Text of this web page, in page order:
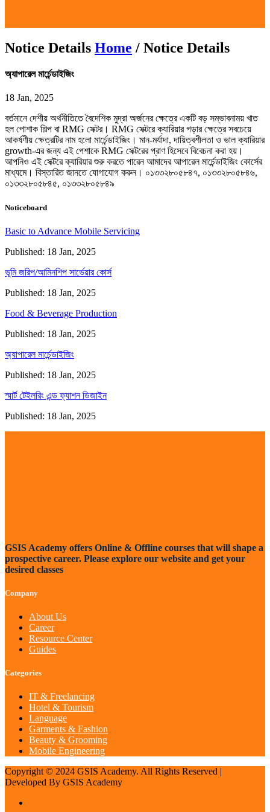
Notice Details Home / Notice Details
অ্যাপারেল মার্চেন্ডাইজিং
18 Jan, 2025
বর্তমানে দেশীয় অর্থনীতিতে বৈদেশিক মুদ্রা অর্জনের ক্ষেত্রে একটি বড় সম্ভাবনাময় খাত
হল পোশাক শিল্প বা RMG সেক্টর। RMG সেক্টরে ক্যারিয়ার গড়ার ক্ষেত্রে সবচেয়ে
আকর্ষণীয় ক্ষেত্রটির নাম হলো মার্চেন্ডাইজিং। মান-মর্যাদা, দায়িত্বশীলতা ও ভাল ক্যারিয়ার
growth-এর জন্য এই পেশাকে RMG সেক্টরের প্রাণ হিসেবে বিবেচনা করা হয়।
আপনিও এই সেক্টরে ক্যারিয়ার শুরু করতে পারেন আমাদের আপারেল মার্চেন্ডাইজিং কোর্সের
মাধ্যমে। বিস্তারিত জানতে যোগাযোগ করুন। ০১৩৩২৮০৫৮৪৭, ০১৩৩২৮০৫৮৪৬,
০১৩৩২৮০৫৮৪৫, ০১৩৩২৮০৫৮৪৯
Noticeboard
Basic to Advance Mobile Servicing
Published: 18 Jan, 2025
ভূমি জরিপ/আমিনশিপ সার্ভেয়ার কোর্স
Published: 18 Jan, 2025
Food & Beverage Production
Published: 18 Jan, 2025
অ্যাপারেল মার্চেন্ডাইজিং
Published: 18 Jan, 2025
স্মার্ট টেইলরিং এন্ড ফ্যাশন ডিজাইন
Published: 18 Jan, 2025
GSIS Academy offers Online & Offline courses that will shape a
prospective career. Please explore our website and get your
desired classes
Company
About Us
Career
Resource Center
Guides
Categories
IT & Freelancing
Hotel & Tourism
Language
Garments & Fashion
Beauty & Grooming
Mobile Engineering
Copyright © 2024 GSIS Academy. All Rights Reserved |
Developed By GSIS Academy